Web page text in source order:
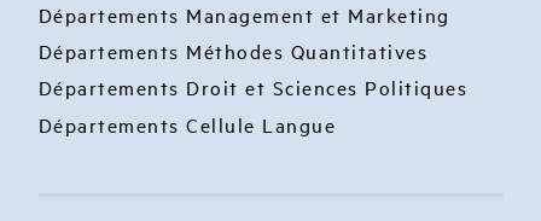
Départements Management et Marketing
Départements Méthodes Quantitatives
Départements Droit et Sciences Politiques
Départements Cellule Langue